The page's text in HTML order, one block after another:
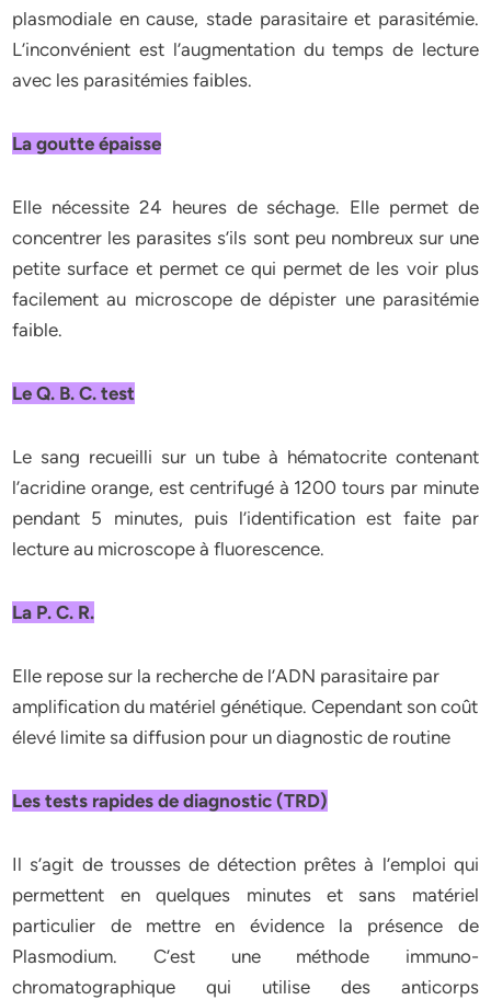
plasmodiale en cause, stade parasitaire et parasitémie.
L’inconvénient est l’augmentation du temps de lecture
avec les parasitémies faibles.
La goutte épaisse
Elle nécessite 24 heures de séchage. Elle permet de
concentrer les parasites s’ils sont peu nombreux sur une
petite surface et permet ce qui permet de les voir plus
facilement au microscope de dépister une parasitémie
faible.
Le Q. B. C. test
Le sang recueilli sur un tube à hématocrite contenant
l’acridine orange, est centrifugé à 1200 tours par minute
pendant 5 minutes, puis l’identification est faite par
lecture au microscope à fluorescence.
La P. C. R.
Elle repose sur la recherche de l’ADN parasitaire par
amplification du matériel génétique. Cependant son coût
élevé limite sa diffusion pour un diagnostic de routine
Les tests rapides de diagnostic (TRD)
Il s’agit de trousses de détection prêtes à l’emploi qui
permettent en quelques minutes et sans matériel
particulier de mettre en évidence la présence de
Plasmodium. C’est une méthode immuno-
chromatographique qui utilise des anticorps